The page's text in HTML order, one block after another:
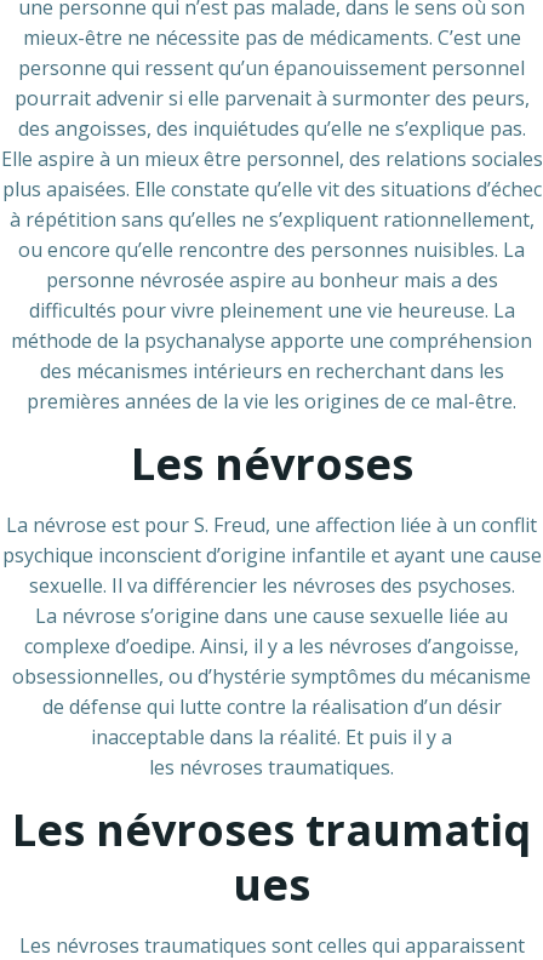
une personne qui n’est pas malade, dans le sens où son
mieux-être ne nécessite pas de médicaments. C’est une
personne qui ressent qu’un épanouissement personnel
pourrait advenir si elle parvenait à surmonter des peurs,
des angoisses, des inquiétudes qu’elle ne s’explique pas.
Elle aspire à un mieux être personnel, des relations sociales
plus apaisées. Elle constate qu’elle vit des situations d’échec
à répétition sans qu’elles ne s’expliquent rationnellement,
ou encore qu’elle rencontre des personnes nuisibles. La
personne névrosée aspire au bonheur mais a des
difficultés pour vivre pleinement une vie heureuse. La
méthode de la psychanalyse apporte une compréhension
des mécanismes intérieurs en recherchant dans les
premières années de la vie les origines de ce mal-être.
Les névroses
La névrose est pour S. Freud, une affection liée à un conflit
psychique inconscient d’origine infantile et ayant une cause
sexuelle. Il va différencier les névroses des psychoses.
La névrose s’origine dans une cause sexuelle liée au
complexe d’oedipe. Ainsi, il y a les névroses d’angoisse,
obsessionnelles, ou d’hystérie symptômes du mécanisme
de défense qui lutte contre la réalisation d’un désir
inacceptable dans la réalité. Et puis il y a
les névroses traumatiques.
Les névroses traumatiq
ues
Les névroses traumatiques sont celles qui apparaissent